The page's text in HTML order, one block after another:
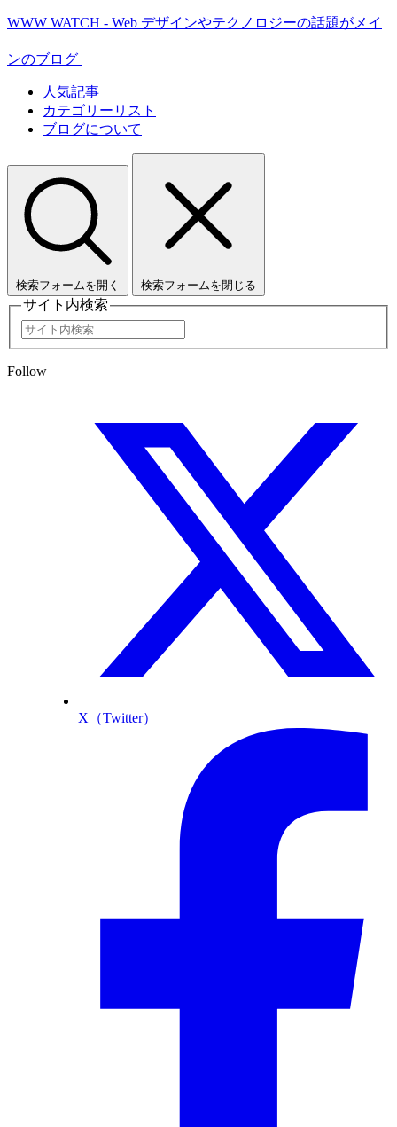
WWW WATCH - Web デザインやテクノロジーの話題がメイ
ンのブログ
人気記事
カテゴリーリスト
ブログについて
検索フォームを開く 検索フォームを閉じる
サイト内検索
Follow
X（Twitter）